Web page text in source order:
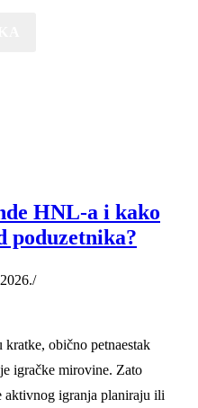
HNL-a i kako
poduzetnika?
obično petnaestak
igračke mirovine. Zato
aktivnog igranja planiraju ili